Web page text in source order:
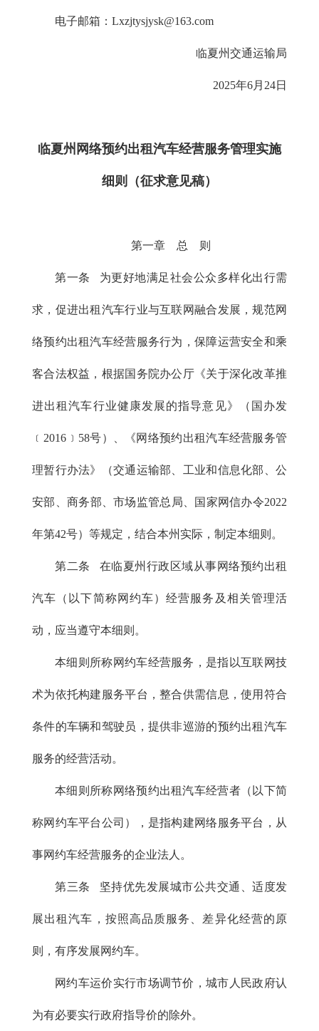
电子邮箱：Lxzjtysjysk@163.com
临夏州交通运输局
2025年6月24日
临夏州网络预约出租汽车经营服务管理实施
细则（征求意见稿）
第一章 总 则
第一条 为更好地满足社会公众多样化出行需
求，促进出租汽车行业与互联网融合发展，规范网
络预约出租汽车经营服务行为，保障运营安全和乘
客合法权益，根据国务院办公厅《关于深化改革推
进出租汽车行业健康发展的指导意见》（国办发
﹝2016﹞58号）、《网络预约出租汽车经营服务管
理暂行办法》（交通运输部、工业和信息化部、公
安部、商务部、市场监管总局、国家网信办令2022
年第42号）等规定，结合本州实际，制定本细则。
第二条 在临夏州行政区域从事网络预约出租
汽车（以下简称网约车）经营服务及相关管理活
动，应当遵守本细则。
本细则所称网约车经营服务，是指以互联网技
术为依托构建服务平台，整合供需信息，使用符合
条件的车辆和驾驶员，提供非巡游的预约出租汽车
服务的经营活动。
本细则所称网络预约出租汽车经营者（以下简
称网约车平台公司），是指构建网络服务平台，从
事网约车经营服务的企业法人。
第三条 坚持优先发展城市公共交通、适度发
展出租汽车，按照高品质服务、差异化经营的原
则，有序发展网约车。
网约车运价实行市场调节价，城市人民政府认
为有必要实行政府指导价的除外。